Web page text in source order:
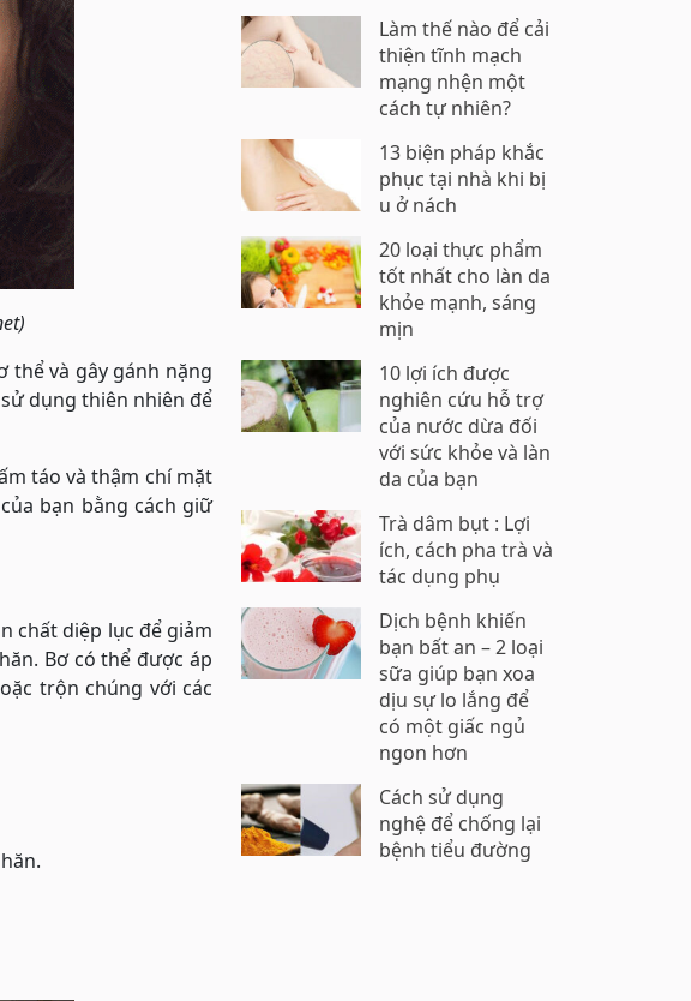
thể và gây gánh nặng
dụng thiên nhiên để
táo và thậm chí mặt
bạn bằng cách giữ
chất diệp lục để giảm
Bơ có thể được áp
trộn chúng với các
Làm thế nào để cải
thiện tĩnh mạch
mạng nhện một
cách tự nhiên?
13 biện pháp khắc
phục tại nhà khi bị
u ở nách
20 loại thực phẩm
tốt nhất cho làn da
khỏe mạnh, sáng
mịn
10 lợi ích được
nghiên cứu hỗ trợ
của nước dừa đối
với sức khỏe và làn
da của bạn
Trà dâm bụt : Lợi
ích, cách pha trà và
tác dụng phụ
Dịch bệnh khiến
bạn bất an – 2 loại
sữa giúp bạn xoa
dịu sự lo lắng để
có một giấc ngủ
ngon hơn
Cách sử dụng
nghệ để chống lại
bệnh tiểu đường